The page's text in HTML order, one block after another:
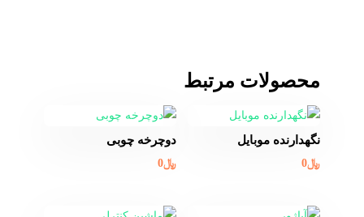
محصولات مرتبط
نگهدارنده موبایل
﷼0
دوچرخه چوبی
﷼0